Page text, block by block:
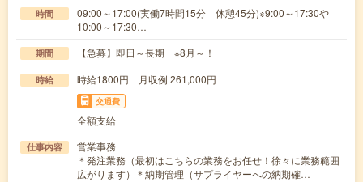
時間
09:00～17:00(実働7時間15分 休憩45分)※9:00～17:30や
10:00～17:30…
期間 【急募】即日～長期 ※8月～！
時給 時給1800円 月収例 261,000円
交通費
全額支給
仕事内容
営業事務
＊発注業務（最初はこちらの業務をお任せ！徐々に業務範囲
広がります）＊納期管理（サプライヤーへの納期確…